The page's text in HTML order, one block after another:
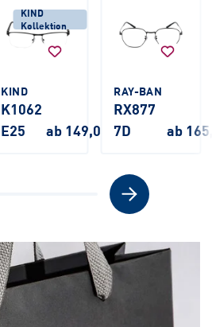
€
KIND
Kollektion
KIND
K1062
E25
ab 149,00 €
RAY-BAN
RX877
7D
ab